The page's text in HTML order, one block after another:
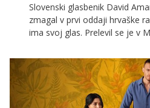
Slovenski glasbenik David
zmagal v prvi oddaji hrvaške
ima svoj glas. Prelevil se je v